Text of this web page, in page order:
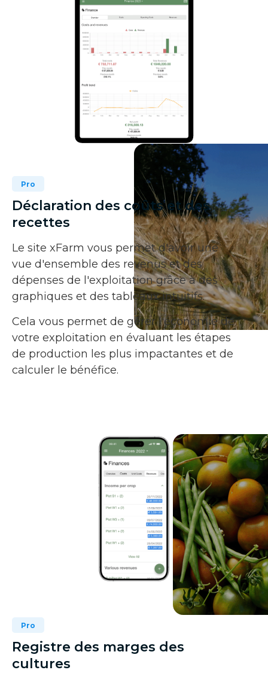
Pro
Déclaration des coûts et des
recettes
Le site xFarm vous permet d'avoir une
vue d'ensemble des revenus et des
dépenses de l'exploitation grâce à des
graphiques et des tableaux intuitifs.
Cela vous permet de gérer l'économie de
votre exploitation en évaluant les étapes
de production les plus impactantes et de
calculer le bénéfice.
Pro
Registre des marges des
cultures